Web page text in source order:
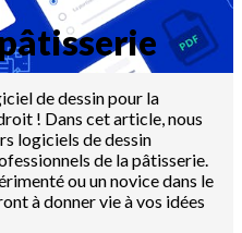
de dessin pour la
! Dans cet article, nous
logiciels de dessin
de la pâtisserie.
ou un novice dans le
à donner vie à vos idées